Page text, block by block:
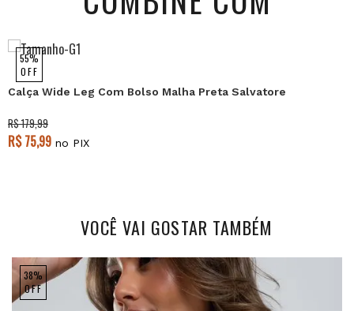
Oferta 8.8
55%
OFF
Calça Wide Leg Com Bolso Malha Preta Salvatore
R$ 179,99
R$ 75,99 no PIX
VOCÊ VAI GOSTAR TAMBÉM
38%
OFF